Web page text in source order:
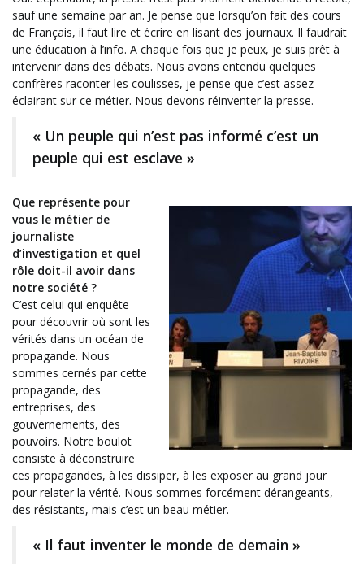
sauf une semaine par an. Je pense que lorsqu’on fait des cours
de Français, il faut lire et écrire en lisant des journaux. Il faudrait
une éducation à l’info. A chaque fois que je peux, je suis prêt à
intervenir dans des débats. Nous avons entendu quelques
confrères raconter les coulisses, je pense que c’est assez
éclairant sur ce métier. Nous devons réinventer la presse.
« Un peuple qui n’est pas informé c’est un
peuple qui est esclave »
Que représente pour
vous le métier de
journaliste
d’investigation et quel
rôle doit-il avoir dans
notre société ?
C’est celui qui enquête
pour découvrir où sont les
vérités dans un océan de
propagande. Nous
sommes cernés par cette
propagande, des
entreprises, des
gouvernements, des
pouvoirs. Notre boulot
consiste à déconstruire
ces propagandes, à les dissiper, à les exposer au grand jour
pour relater la vérité. Nous sommes forcément dérangeants,
des résistants, mais c’est un beau métier.
« Il faut inventer le monde de demain »